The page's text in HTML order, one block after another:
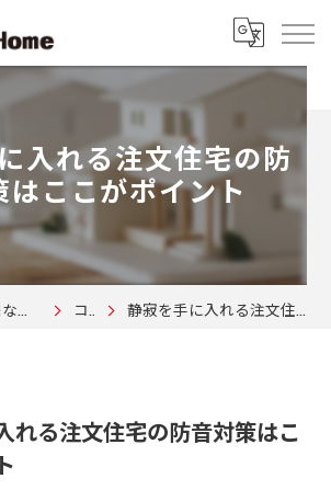
入れる注文住宅の防
はここがポイント
愛知の注文住宅なら株式会社マルコーホーム コラム 静寂を手に入れる注文住宅の防音対策はここがポイント
れる注文住宅の防音対策はこ